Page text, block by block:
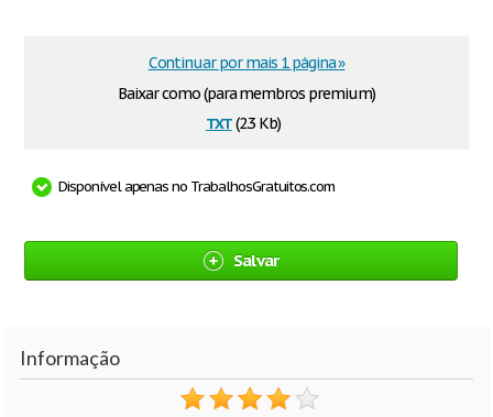
Baixar como (para membros premium)
txt(2.3 Kb)
Continuar por mais 1 página »
Disponível apenas no TrabalhosGratuitos.com
Salvar
Informação